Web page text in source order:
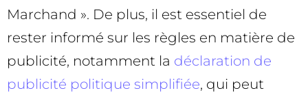
Marchand ». De plus, il est essentiel de
rester informé sur les règles en matière de
publicité, notamment la déclaration de
publicité politique simplifiée, qui peut